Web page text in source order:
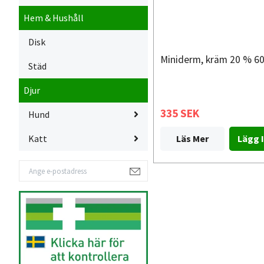
Hem & Hushåll
Disk
Städ
Djur
Hund
Katt
Miniderm, kräm 20 %
335 SEK
Läs Mer